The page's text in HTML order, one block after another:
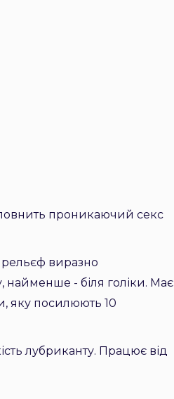
проникаючий секс
рельєф виразно
найменше - біля голіки. Має
яку посилюють 10
лубриканту. Працює від